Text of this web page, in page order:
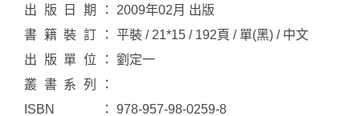
出版日期
2009年02月 出版
書籍裝訂
平裝 / 21*15 / 192頁 / 單(黑) / 中文
出版單位
劉定一
叢書系列
ISBN
978-957-98-0259-8